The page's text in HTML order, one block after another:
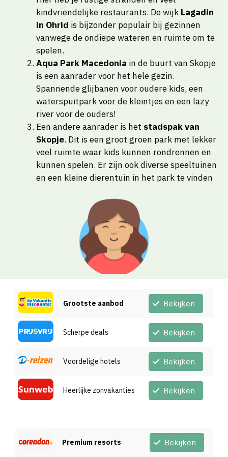
kindvriendelijke restaurants. De wijk Lagadin
in Ohrid is bijzonder populair bij gezinnen
vanwege de ondiepe wateren en ruimte om te
spelen.
Aqua Park Macedonia in de buurt van Skopje
is een aanrader voor het hele gezin.
Spannende glijbanen voor oudere kids, een
waterspuitpark voor de kleintjes en een lazy
river voor de ouders!
Een andere aanrader is het stadspak van
Skopje. Dit is een groot groen park met lekker
veel ruimte waar kids kunnen rondrennen en
kunnen spelen. Er zijn ook diverse speeltuinen
en een kleine dierentuin in het park te vinden
Grootste aanbod Bekijken
Scherpe deals Bekijken
Voordelige hotels Bekijken
Heerlijke zonvakanties Bekijken
Premium resorts Bekijken